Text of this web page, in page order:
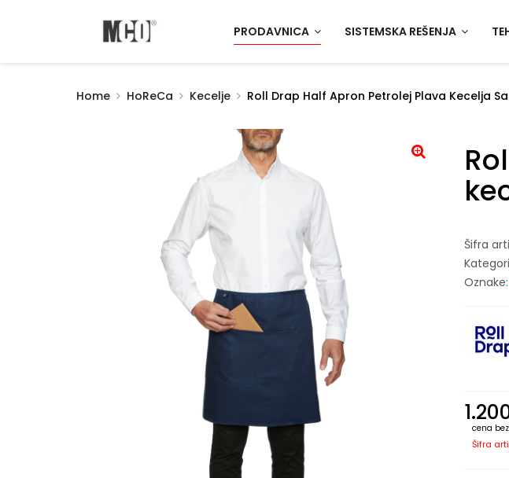
PRODAVNICA SISTEMSKA REŠENJA
Home HoReCa Kecelje Roll Drap Half Apron Petrolej Plava Kecelja
Šifra
Oznake:
cena
Šifra